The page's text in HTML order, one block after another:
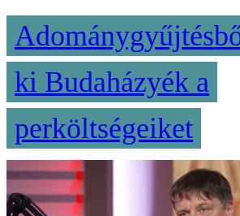
ki Budaházyék a
perköltségeiket